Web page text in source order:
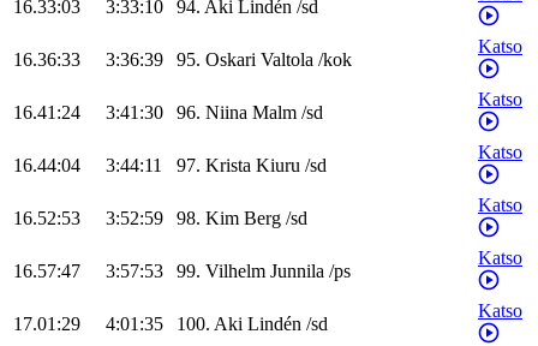
16.33:03 3:33:10 94. Aki Lindén /sd
16.36:33 3:36:39 95. Oskari Valtola /kok
Katso
16.41:24 3:41:30 96. Niina Malm /sd
Katso
16.44:04 3:44:11 97. Krista Kiuru /sd
Katso
16.52:53 3:52:59 98. Kim Berg /sd
Katso
16.57:47 3:57:53 99. Vilhelm Junnila /ps
Katso
17.01:29 4:01:35 100. Aki Lindén /sd
Katso